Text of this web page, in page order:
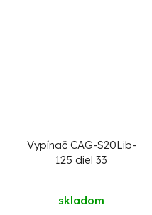
Vypínač CAG-S20Lib-
125 diel 33
skladom